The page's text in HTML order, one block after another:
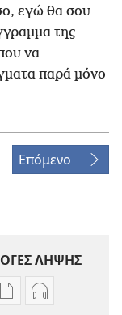
εγώ θα σου
της
να
παρά μόνο
Επόμενο
ΛΗΨΗΣ
ΕπιλογέςΕπιλογές